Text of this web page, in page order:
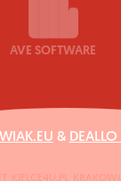
AVE SOFTWARE
&